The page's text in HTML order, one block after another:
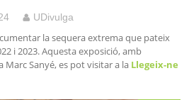
UDivulga
la sequera extrema que pateix
i 2023. Aquesta exposició, amb
Sanyé, es pot visitar a la Llegeix-ne